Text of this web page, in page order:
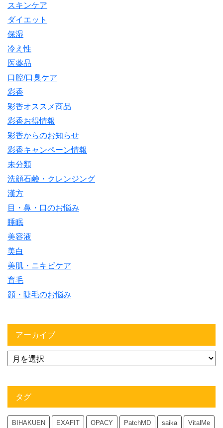
スキンケア
ダイエット
保湿
冷え性
医薬品
口腔/口臭ケア
彩香
彩香オススメ商品
彩香お得情報
彩香からのお知らせ
彩香キャンペーン情報
未分類
洗顔石鹸・クレンジング
漢方
目・鼻・口のお悩み
睡眠
美容液
美白
美肌・ニキビケア
育毛
顔・睫毛のお悩み
アーカイブ
タグ
BIHAKUEN EXAFIT OPACY PatchMD saika VitalMe